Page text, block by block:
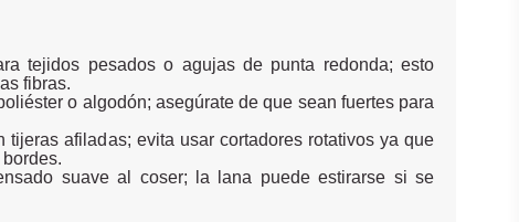
tejidos pesados o agujas de punta redonda; esto
fibras.
o algodón; asegúrate de que sean fuertes para
tijeras afiladas; evita usar cortadores rotativos ya que
suave al coser; la lana puede estirarse si se